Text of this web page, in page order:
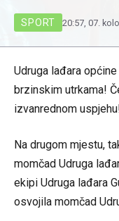
SPORT 20:57, 07.
Udruga lađara
brzinskim utrkama!
izvanrednom
Na drugom mjestu,
momčad Udruga
ekipi Udruga lađara
osvojila momčad